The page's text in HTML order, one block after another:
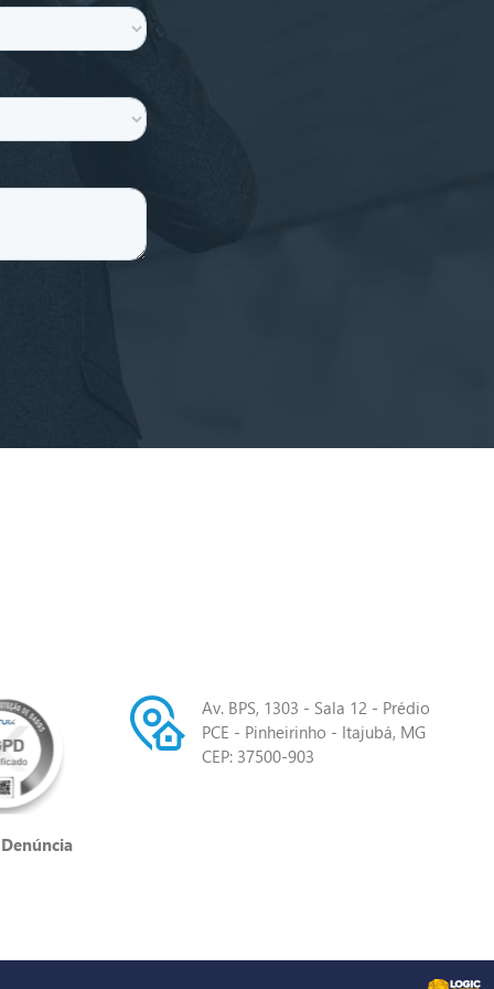
Av. BPS, 1303 - Sala 12 - Prédio
PCE - Pinheirinho - Itajubá, MG
CEP: 37500-903